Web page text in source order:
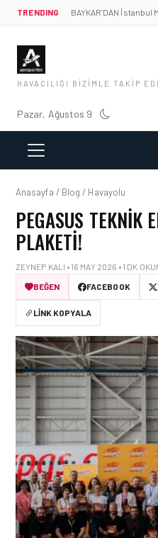
TRENDING
HAVACILIĞI BIZIMLE TAKIP
Pazar, Ağustos 9
Anasayfa / Blog / Havayolu
PEGASUS TEKNIK
PLAKETI!
ZEYNEP KALI • 16 MAY 2026 • 1 DK
BEĞEN
FACEBOOK
LINK KOPYALA